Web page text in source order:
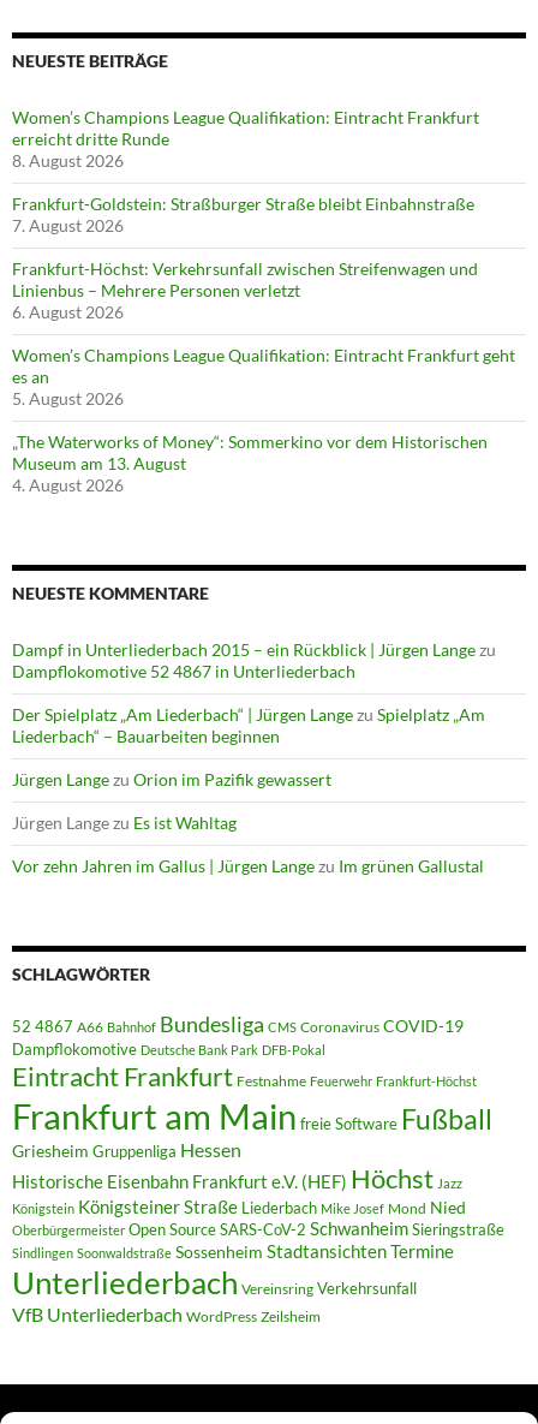
NEUESTE BEITRÄGE
Women’s Champions League Qualifikation: Eintracht Frankfurt
erreicht dritte Runde
8. August 2026
Frankfurt-Goldstein: Straßburger Straße bleibt Einbahnstraße
7. August 2026
Frankfurt-Höchst: Verkehrsunfall zwischen Streifenwagen und
Linienbus – Mehrere Personen verletzt
6. August 2026
Women’s Champions League Qualifikation: Eintracht Frankfurt geht
es an
5. August 2026
„The Waterworks of Money“: Sommerkino vor dem Historischen
Museum am 13. August
4. August 2026
NEUESTE KOMMENTARE
Dampf in Unterliederbach 2015 – ein Rückblick | Jürgen Langezu
Dampflokomotive 52 4867 in Unterliederbach
Der Spielplatz „Am Liederbach“ | Jürgen Langezu Spielplatz „Am
Liederbach“ – Bauarbeiten beginnen
Jürgen Langezu Orion im Pazifik gewassert
Jürgen Langezu Es ist Wahltag
Vor zehn Jahren im Gallus | Jürgen Langezu Im grünen Gallustal
SCHLAGWÖRTER
52 4867 A66 Bahnhof Bundesliga CMS Coronavirus COVID-19
Dampflokomotive Deutsche Bank Park DFB-Pokal
Eintracht Frankfurt Festnahme Feuerwehr Frankfurt-Höchst
Frankfurt am Main freie Software Fußball
Griesheim Gruppenliga Hessen
Historische Eisenbahn Frankfurt e.V. (HEF) Höchst Jazz
Königstein Königsteiner Straße Liederbach Mike Josef Mond Nied
Oberbürgermeister Open SourceSARS-CoV-2 SchwanheimSieringstraße
Sindlingen Soonwaldstraße Sossenheim StadtansichtenTermine
Unterliederbach Vereinsring Verkehrsunfall
VfB Unterliederbach WordPress Zeilsheim